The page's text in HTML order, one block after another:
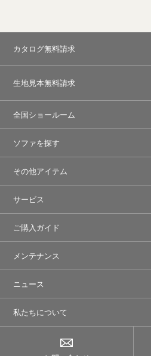
カタログ無料請求
生地見本無料請求
全国ショールーム
ソファを探す
その他アイテム
サービス
ご購入ガイド
メンテナンス
ニュース
私たちについて